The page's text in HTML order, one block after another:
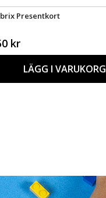
Presentkort
kr
LÄGG I VARUKORG